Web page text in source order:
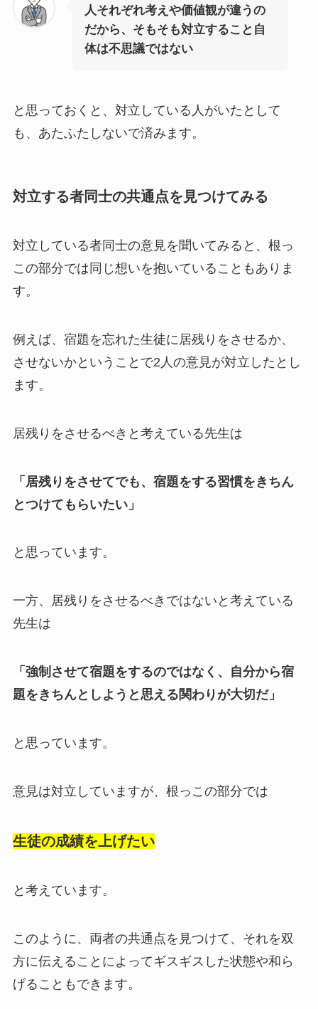
人それぞれ考えや価値観が違うの
だから、そもそも対立すること自
体は不思議ではない
と思っておくと、対立している人がいたとして
も、あたふたしないで済みます。
対立する者同士の共通点を見つけてみる
対立している者同士の意見を聞いてみると、根っ
この部分では同じ想いを抱いていることもありま
す。
例えば、宿題を忘れた生徒に居残りをさせるか、
させないかということで2人の意見が対立したとし
ます。
居残りをさせるべきと考えている先生は
「居残りをさせてでも、宿題をする習慣をきちん
とつけてもらいたい」
と思っています。
一方、居残りをさせるべきではないと考えている
先生は
「強制させて宿題をするのではなく、自分から宿
題をきちんとしようと思える関わりが大切だ」
と思っています。
意見は対立していますが、根っこの部分では
生徒の成績を上げたい
と考えています。
このように、両者の共通点を見つけて、それを双
方に伝えることによってギスギスした状態や和ら
げることもできます。